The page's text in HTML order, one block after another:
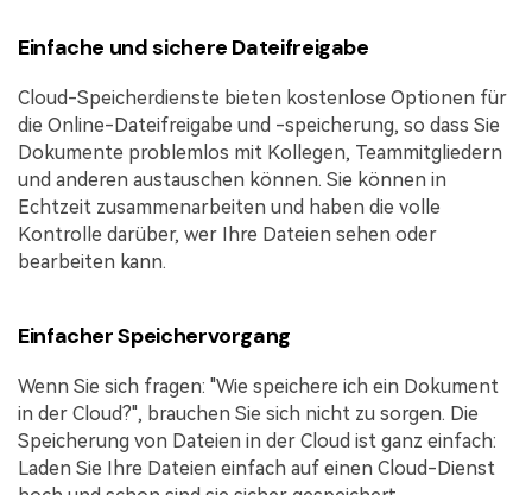
Einfache und sichere Dateifreigabe
Cloud-Speicherdienste bieten kostenlose Optionen für
die Online-Dateifreigabe und -speicherung, so dass Sie
Dokumente problemlos mit Kollegen, Teammitgliedern
und anderen austauschen können. Sie können in
Echtzeit zusammenarbeiten und haben die volle
Kontrolle darüber, wer Ihre Dateien sehen oder
bearbeiten kann.
Einfacher Speichervorgang
Wenn Sie sich fragen: "Wie speichere ich ein Dokument
in der Cloud?", brauchen Sie sich nicht zu sorgen. Die
Speicherung von Dateien in der Cloud ist ganz einfach:
Laden Sie Ihre Dateien einfach auf einen Cloud-Dienst